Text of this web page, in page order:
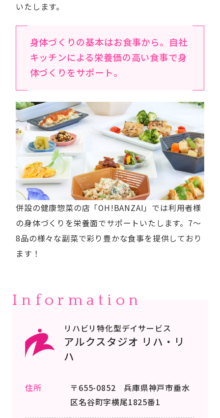
いたします。
身体づくりの基本はお食事から。自社
キッチンによる栄養価の高い食事で身
体づくりをサポート。
併設の健康惣菜の店「OH!BANZAI」では利用者様
の身体づくりを栄養面でサポートいたします。7～
8品の様々な副菜で彩り豊かな食事を提供しており
ます！
Information
リハビリ特化型デイサービス
アルクスタジオ リハ・リ
ハ
住所
〒655-0852 兵庫県神戸市垂水
区名谷町字横尾1825番1